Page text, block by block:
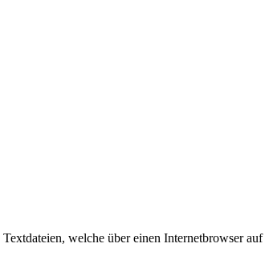
welche über einen Internetbrowser auf